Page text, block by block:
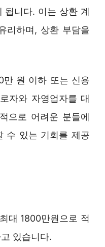
됩니다. 이는 상환 계
리하며, 상환 부담을
원 이하 또는 신용
자와 자영업자를 대
으로 어려운 분들에
수 있는 기회를 제공
대 1800만원으로 적
있습니다.